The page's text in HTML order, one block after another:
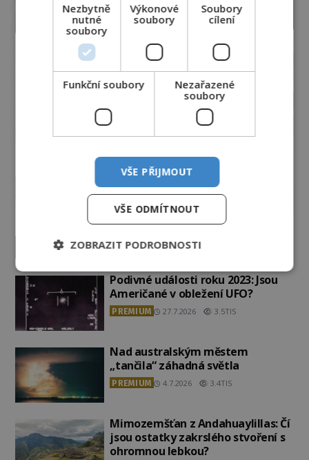
Vesmír a technologie
Podivné události roku 2023: Jsou
Američané v obležení UFO?
PREMIUM 27.7.2026 3.5TIS
Nad australským městem
„tančila“ záhadná světla
PREMIUM 4.7.2026 3.4TIS
Mimozemšťan z Andahuaylillas: Čí
jsou ostatky zakrslého stvoření s
ohromnou lebkou?
Nezbytně
nutné
soubory
Výkonové
soubory
Soubory
cílení
Funkční soubory
Nezařazené
soubory
VŠE PŘIJMOUT
VŠE ODMÍTNOUT
ZOBRAZIT PODROBNOSTI